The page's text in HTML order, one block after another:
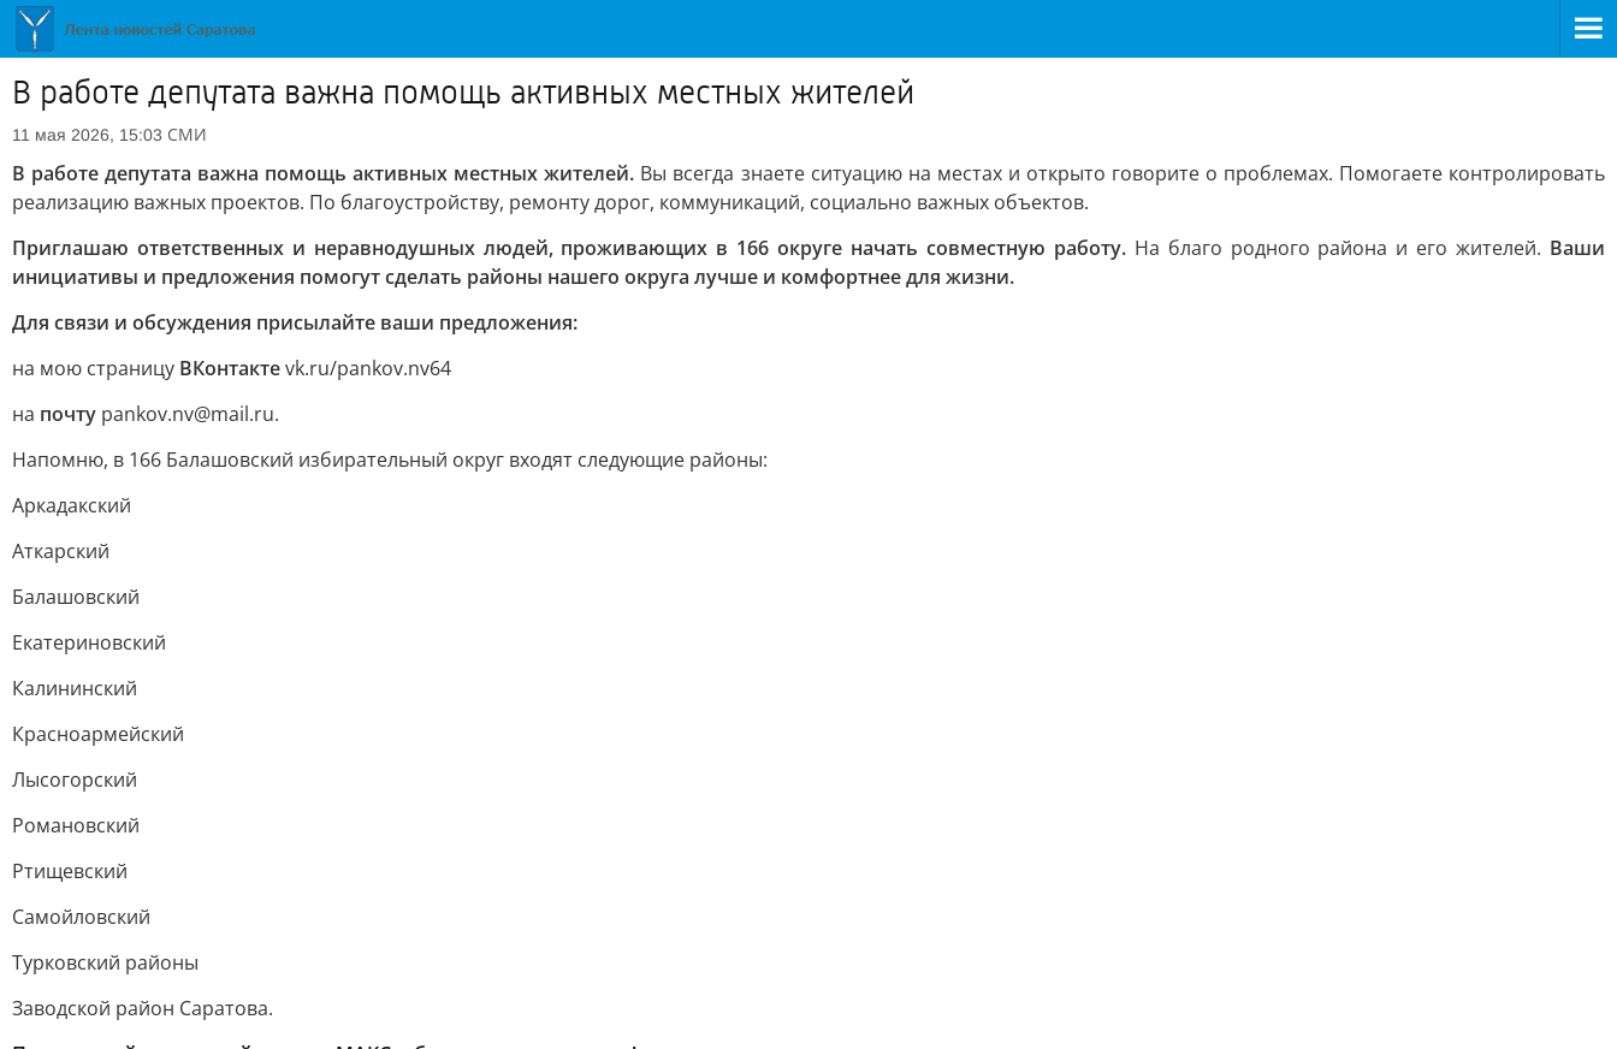
В работе депутата важна помощь активных местных жителей
11 мая 2026, 15:03 СМИ
В работе депутата важна помощь активных местных жителей. Вы всегда знаете ситуацию на местах и открыто говорите о проблемах. Помогаете контролировать
реализацию важных проектов. По благоустройству, ремонту дорог, коммуникаций, социально важных объектов.
Приглашаю ответственных и неравнодушных людей, проживающих в 166 округе начать совместную работу.На благо родного района и его жителей. Ваши
инициативы и предложения помогут сделать районы нашего округа лучше и комфортнее для жизни.
Для связи и обсуждения присылайте ваши предложения:
на мою страницу ВКонтактеvk.ru/pankov.nv64
на почту pankov.nv@mail.ru.
Напомню, в 166 Балашовский избирательный округ входят следующие районы:
Аркадакский
Аткарский
Балашовский
Екатериновский
Калининский
Красноармейский
Лысогорский
Романовский
Ртищевский
Самойловский
Турковский районы
Заводской район Саратова.